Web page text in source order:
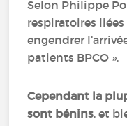
Selon Philippe
respiratoires liées
engendrer
patients BPCO ».
Cependant la
sont bénins, et